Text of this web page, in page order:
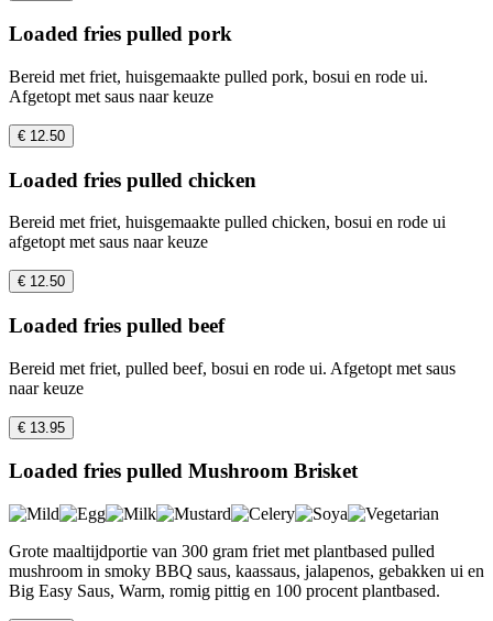
Loaded fries pulled pork
Bereid met friet, huisgemaakte pulled pork, bosui en rode ui.
Afgetopt met saus naar keuze
€ 12.50
Loaded fries pulled chicken
Bereid met friet, huisgemaakte pulled chicken, bosui en rode ui
afgetopt met saus naar keuze
€ 12.50
Loaded fries pulled beef
Bereid met friet, pulled beef, bosui en rode ui. Afgetopt met saus
naar keuze
€ 13.95
Loaded fries pulled Mushroom Brisket
Grote maaltijdportie van 300 gram friet met plantbased pulled
mushroom in smoky BBQ saus, kaassaus, jalapenos, gebakken ui en
Big Easy Saus, Warm, romig pittig en 100 procent plantbased.